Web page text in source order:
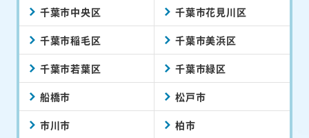
千葉市中央区 千葉市花見川区
千葉市稲毛区 千葉市美浜区
千葉市若葉区 千葉市緑区
船橋市 松戸市
市川市 柏市